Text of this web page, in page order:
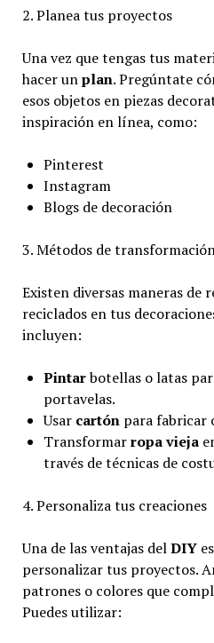
2. Planea tus proyectos
Una vez que tengas tus
hacer unplan. Pregúntate
esos objetos en piezas
inspiración en línea, como:
Pinterest
Instagram
Blogs de decoración
3. Métodos de
Existen diversas maneras de
reciclados en tus
incluyen:
Pintarbotellas o latas
portavelas.
Usar cartónpara fabricar
Transformarropa vieja
través de técnicas de
4. Personaliza tus creaciones
Una de las ventajas delDIY
personalizar tus proyectos.
patrones o colores que
Puedes utilizar: